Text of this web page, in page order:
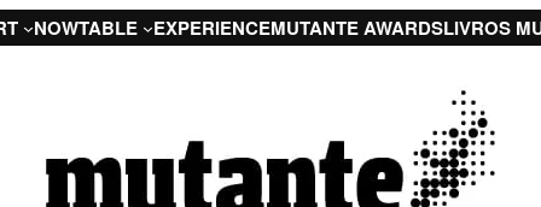
NOWTABLE EXPERIENCEMUTANTE AWARDSLIVROS